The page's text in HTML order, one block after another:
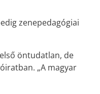
zenepedagógiai
öntudatlan, de
„A magyar